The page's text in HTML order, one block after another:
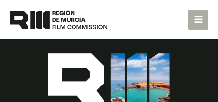
contenido
Main